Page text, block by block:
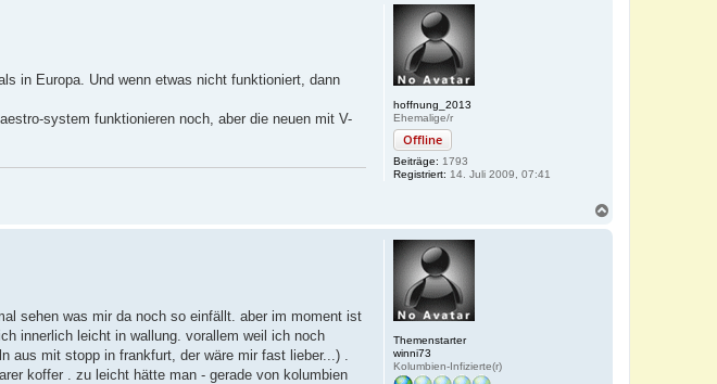
hoffnung_2013
Ehemalige/r
Offline
Beiträge: 1793
Registriert: 14. Juli 2009, 07:41
in Europa. Und wenn etwas nicht funktioniert, dann
system funktionieren noch, aber die neuen mit V-
Themenstarter
winni73
Kolumbien-Infizierte(r)
sehen was mir da noch so einfällt. aber im moment ist
innerlich leicht in wallung. vorallem weil ich noch
aus mit stopp in frankfurt, der wäre mir fast lieber...) .
koffer . zu leicht hätte man - gerade von kolumbien